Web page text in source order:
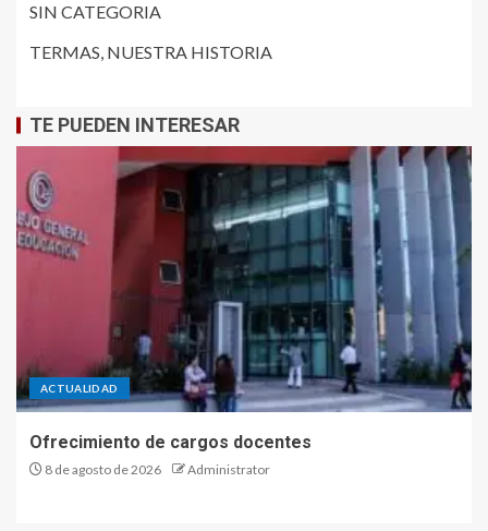
SIN CATEGORIA
TERMAS, NUESTRA HISTORIA
TE PUEDEN INTERESAR
ACTUALIDAD
Ofrecimiento de cargos docentes
8 de agosto de 2026 Administrator